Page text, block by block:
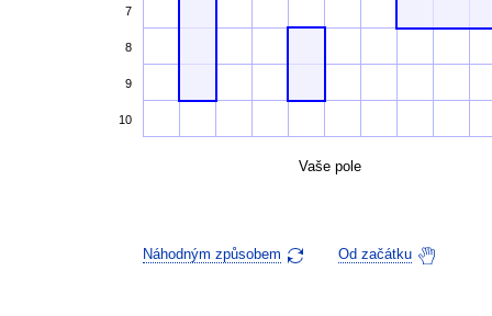
7
8
9
10
Vaše pole
Náhodným způsobem Od začátku